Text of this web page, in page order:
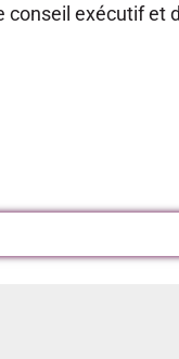
exécutif et